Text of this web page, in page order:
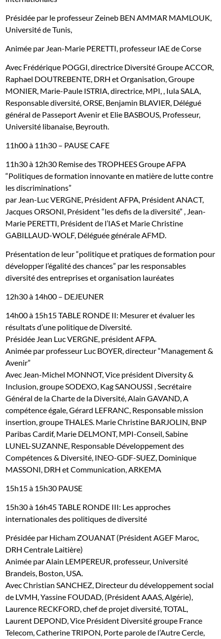
Présidée par le professeur Zeineb BEN AMMAR MAMLOUK,
Université de Tunis,
Animée par Jean-Marie PERETTI, professeur IAE de Corse
Avec Frédérique POGGI, directrice Diversité Groupe ACCOR,
Raphael DOUTREBENTE, DRH et Organisation, Groupe
MONIER, Marie-Paule ISTRIA, directrice, MPI, , Iula SALA,
Responsable diversité, ORSE, Benjamin BLAVIER, Délégué
général de Passeport Avenir et Elie BASBOUS, Professeur,
Université libanaise, Beyrouth.
11h00 à 11h30 – PAUSE CAFE
11h30 à 12h30 Remise des TROPHEES Groupe AFPA
“Politiques de formation innovanteen matière de lutte contre
les discriminations”
par Jean-Luc VERGNE, Président AFPA, Président ANACT,
Jacques ORSONI, Président “les defis de la diversité” , Jean-
Marie PERETTI, Président de l’IAS et Marie Christine
GABILLAUD-WOLF, Déléguée générale AFMD.
Présentation de leur “politique et pratiques de formation pour
développer l’égalité des chances” par les responsables
diversité des entreprises et organisation lauréates
12h30 à 14h00 – DEJEUNER
14h00 à 15h15TABLE RONDE II: Mesurer et évaluer les
résultats d’une politique de Diversité.
Présidée Jean Luc VERGNE, président AFPA.
Animée par professeur Luc BOYER, directeur “Management &
Avenir”
Avec Jean-Michel MONNOT, Vice président Diversity &
Inclusion, groupe SODEXO, Kag SANOUSSI , Secrétaire
Général de la Charte de la Diversité, Alain GAVAND, A
compétence égale, Gérard LEFRANC, Responsable mission
insertion, groupe THALES. Marie Christine BARJOLIN, BNP
Paribas Cardif, Marie DELMONT, MPI-Conseil, Sabine
LUNEL-SUZANNE, Responsable Développement des
Compétences & Diversité, INEO-GDF-SUEZ, Dominique
MASSONI, DRH et Communication, ARKEMA
15h15 à 15h30 PAUSE
15h30 à 16h45TABLE RONDE III: Les approches
internationales des politiques dediversité
Présidée par Hicham ZOUANAT (Président AGEF Maroc,
DRH Centrale Laitière)
Animée par Alain LEMPEREUR, professeur, Université
Brandeis, Boston, USA.
Avec Christian SANCHEZ, Directeur du développement social
de LVMH, Yassine FOUDAD, (Président AAAS, Algérie),
Laurence RECKFORD, chef de projet diversité, TOTAL,
Laurent DEPOND, Vice Président Diversité groupe France
Telecom,Catherine TRIPON, Porte parole de l’Autre Cercle,